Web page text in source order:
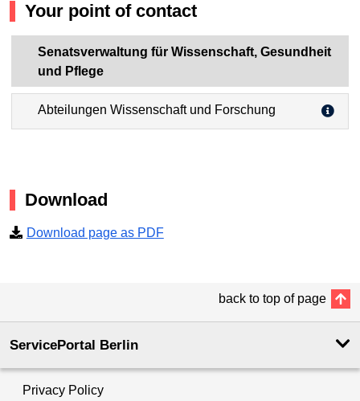
Your point of contact
Senatsverwaltung für Wissenschaft, Gesundheit
und Pflege
Abteilungen Wissenschaft und Forschung
Download
Download page as PDF
back to top of page
ServicePortal Berlin
Privacy Policy